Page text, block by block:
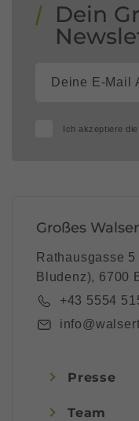
Dein
Ich akzeptiere die
Großes
Rathausgasse
Bludenz), 6700
+43 5554
Presse
Team